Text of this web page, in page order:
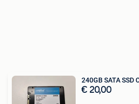
240GB SATA SSD
€ 20,00